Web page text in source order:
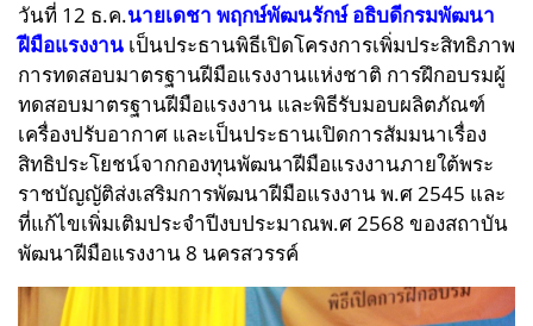
วันที่ 12 ธ.ค.นายเดชา พฤกษ์พัฒนรักษ์ อธิบดีกรมพัฒนา
ฝีมือแรงงาน เป็นประธานพิธีเปิดโครงการเพิ่มประสิทธิภาพ
การทดสอบมาตรฐานฝีมือแรงงานแห่งชาติ การฝึกอบรมผู้
ทดสอบมาตรฐานฝีมือแรงงาน และพิธีรับมอบผลิตภัณฑ์
เครื่องปรับอากาศ และเป็นประธานเปิดการสัมมนาเรื่อง
สิทธิประโยชน์จากกองทุนพัฒนาฝีมือแรงงานภายใต้พระ
ราชบัญญัติส่งเสริมการพัฒนาฝีมือแรงงาน พ.ศ 2545 และ
ที่แก้ไขเพิ่มเติมประจำปีงบประมาณพ.ศ 2568 ของสถาบัน
พัฒนาฝีมือแรงงาน 8 นครสวรรค์